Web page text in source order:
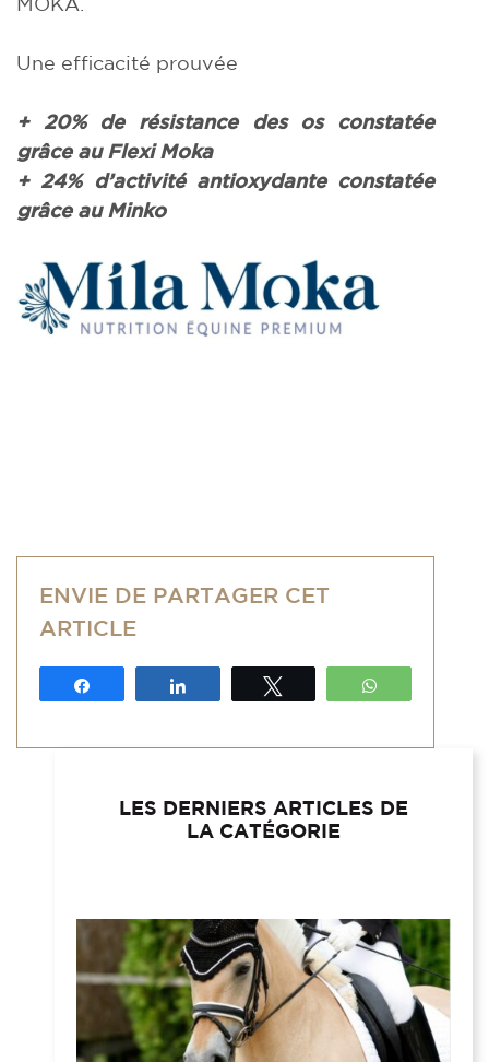
Une efficacité prouvée
+ 20% de résistance des os constatée
grâce au Flexi Moka
+ 24% d’activité antioxydante constatée
grâce au Minko
ENVIE DE PARTAGER CET
ARTICLE
LES DERNIERS ARTICLES DE
LA CATÉGORIE